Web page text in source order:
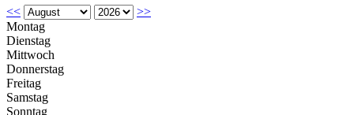
<<
>>
Montag
Dienstag
Mittwoch
Donnerstag
Freitag
Samstag
Sonntag